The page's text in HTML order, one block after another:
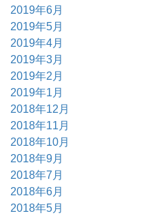
2019年6月
2019年5月
2019年4月
2019年3月
2019年2月
2019年1月
2018年12月
2018年11月
2018年10月
2018年9月
2018年7月
2018年6月
2018年5月